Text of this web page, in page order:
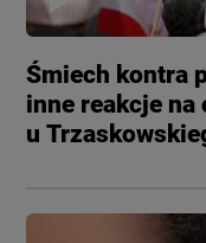
Śmiech kontra
inne reakcje
u